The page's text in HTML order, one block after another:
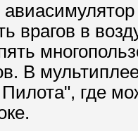
врагов в
В
где